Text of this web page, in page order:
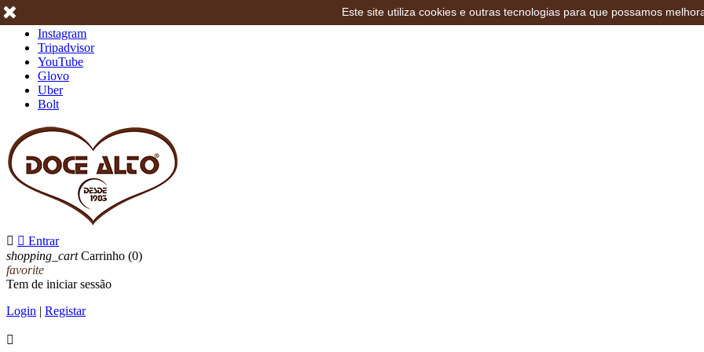
Instagram
Tripadvisor
YouTube
Glovo
Uber
Bolt
  Entrar
shopping_cart Carrinho (0)
favorite
Tem de iniciar sessão
Login | Registar

Este site utiliza cookies e outras tecnologias para que possamos